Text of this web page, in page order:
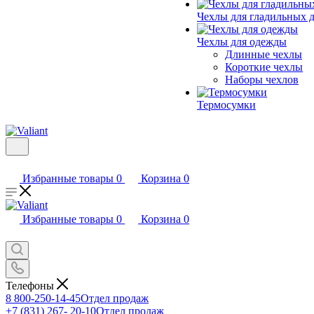
Чехлы для гладильных
Чехлы для одежды
Длинные чехлы
Короткие чехлы
Наборы чехлов
Термосумки
Избранные товары 0 Корзина 0
Избранные товары 0 Корзина 0
Телефоны
8 800-250-14-45Отдел продаж
+7 (831) 267- 20-10Отдел продаж